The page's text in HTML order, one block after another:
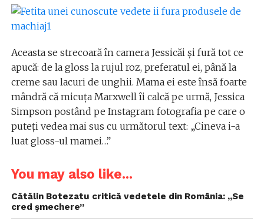
Aceasta se strecoară în camera Jessicăi și fură tot ce
apucă: de la gloss la rujul roz, preferatul ei, până la
creme sau lacuri de unghii. Mama ei este însă foarte
mândră că micuța Marxwell îi calcă pe urmă, Jessica
Simpson postând pe Instagram fotografia pe care o
puteți vedea mai sus cu următorul text: „Cineva i-a
luat gloss-ul mamei…”
You may also like...
Cătălin Botezatu critică vedetele din România: „Se
cred șmechere”